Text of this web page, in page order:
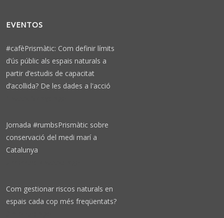
EVENTOS
#cafèPrismàtic: Com definir límits
d’ús públic als espais naturals a
partir d’estudis de capacitat
d’acollida? De les dades a l'acció
Jornada #rumbsPrismàtic sobre
conservació del medi marí a
Catalunya
Com gestionar riscos naturals en
espais cada cop més freqüentats?